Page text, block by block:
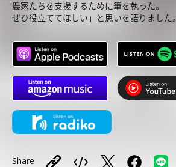
農家たちを支援するために筆を執った。
ぜひ役立ててほしい」と思いを語りました。
Share